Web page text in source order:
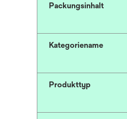
Packungsinhalt
Kategoriename
Produkttyp